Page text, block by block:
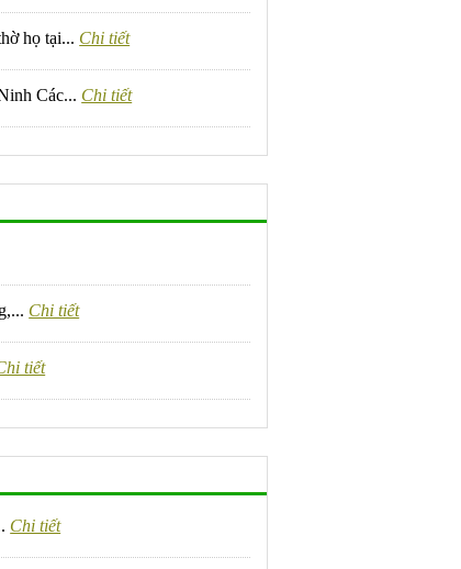
họ tại... Chi tiết
Các... Chi tiết
Chi tiết
tiết
Chi tiết